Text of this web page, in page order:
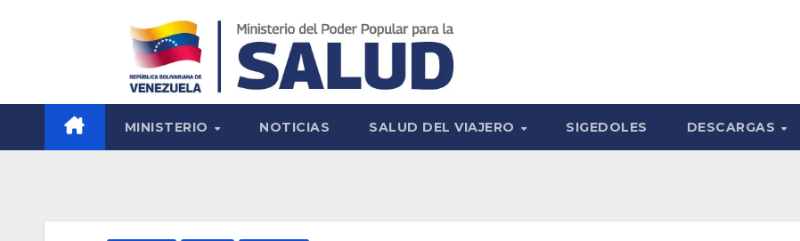
MINISTERIO NOTICIAS SALUD DEL VIAJERO SIGEDOLES DESCARGAS